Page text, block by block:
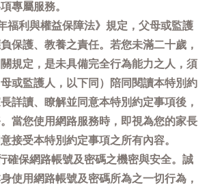
專屬服務。
福利與權益保障法》規定，父母或監護
保護、教養之責任。若您未滿二十歲，
規定，是未具備完全行為能力之人，須
或監護人，以下同）陪同閱讀本特別約
詳讀、瞭解並同意本特別約定事項後，
當您使用網路服務時，即視為您的家長
接受本特別約定事項之所有內容。
確保網路帳號及密碼之機密與安全。誠
使用網路帳號及密碼所為之一切行為，